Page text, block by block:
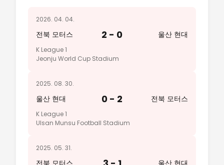
2026. 04. 04.
전북 모터스 2 - 0 울산 현대
K League 1
Jeonju World Cup Stadium
2025. 08. 30.
울산 현대 0 - 2 전북 모터스
K League 1
Ulsan Munsu Football Stadium
2025. 05. 31.
전북 모터스 울산 현대